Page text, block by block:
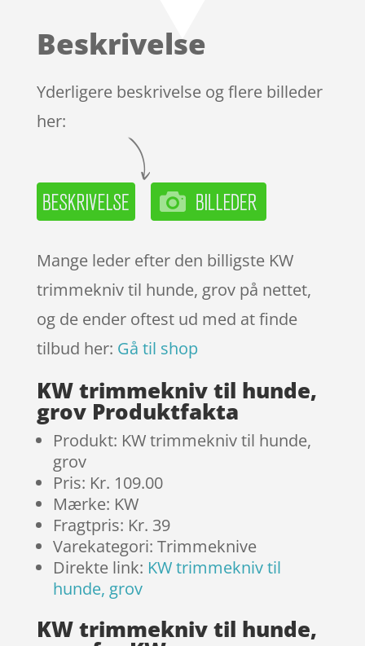
på
mmelser
Beskrivelse
Yderligere beskrivelse og flere billeder
her:
Mange leder efter den billigste KW
trimmekniv til hunde, grov på nettet,
og de ender oftest ud med at finde
tilbud her: Gå til shop
KW trimmekniv til hunde,
grov Produktfakta
Produkt: KW trimmekniv til hunde,
grov
Pris: Kr. 109.00
Mærke: KW
Fragtpris: Kr. 39
Varekategori: Trimmeknive
Direkte link: KW trimmekniv til
hunde, grov
KW trimmekniv til hunde,